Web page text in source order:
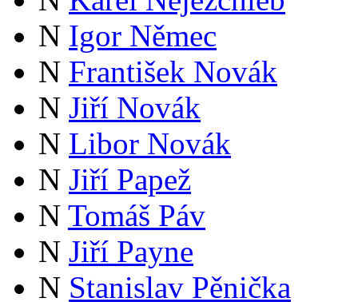
N Igor Němec
N František Novák
N Jiří Novák
N Libor Novák
N Jiří Papež
N Tomáš Páv
N Jiří Payne
N Stanislav Pěnička